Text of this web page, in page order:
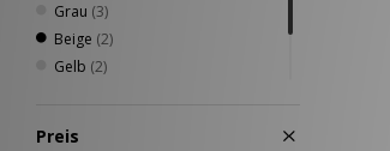
Grau (3)
Beige (2)
Gelb (2)
Preis